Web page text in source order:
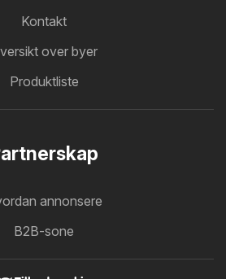
Kontakt
over byer
Produktliste
annonsere
B2B-sone